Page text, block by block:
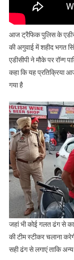
आज ट्रैफिक पुलिस के
की अगुवाई में शहीद भगत
एडीसीपी ने मौके पर रॉन्ग
कहा कि यह प्रतिक्रिया
गया है
जहां भी कोई गलत ढंग से
की टीम स्टीकर चलाना
सही ढंग से लगाएं ताकि